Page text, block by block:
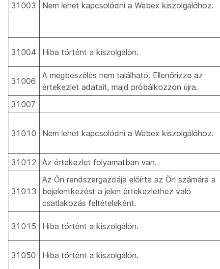
31003 Nem lehet kapcsolódni a Webex kiszolgálóhoz.
31004 Hiba történt a kiszolgálón.
31006
A megbeszélés nem található. Ellenőrizze az
értekezlet adatait, majd próbálkozzon újra.
31007
31010 Nem lehet kapcsolódni a Webex kiszolgálóhoz.
31012 Az értekezlet folyamatban van.
31013
Az Ön rendszergazdája előírta az Ön számára a
bejelentkezést a jelen értekezlethez való
csatlakozás feltételeként.
31015 Hiba történt a kiszolgálón.
31050 Hiba történt a kiszolgálón.